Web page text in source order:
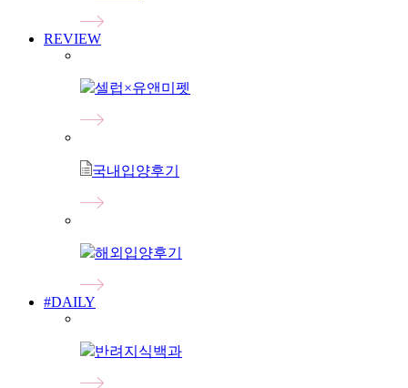
REVIEW
셀럽×유앤미펫
국내입양후기
해외입양후기
#DAILY
반려지식백과